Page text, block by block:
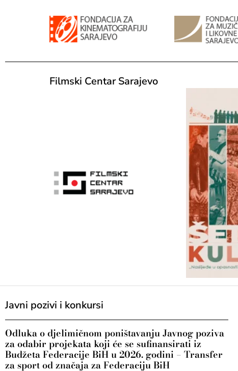
Filmski Centar Sarajevo
Javni pozivi i konkursi
Odluka o djelimičnom poništavanju Javnog poziva
za odabir projekata koji će se sufinansirati iz
Budžeta Federacije BiH u 2026. godini – Transfer
za sport od značaja za Federaciju BiH